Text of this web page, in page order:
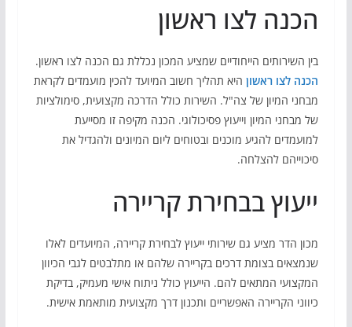
הכנה לצו ראשון
בין השירותים הייחודיים שמציע המכון נכללת גם הכנה לצו ראשון.
הכנה לצו ראשוןהיא תהליך חשוב המיועד להכין מועמדים לקראת
מבחני המיון של צה"ל. השירות כולל הדרכה מקצועית, סימולציות
של מבחני המיון וייעוץ פסיכולוגי. הכנה מקיפה זו מסייעת
למועמדים להגיע מוכנים ובטוחים ליום המיונים ולהגדיל את
סיכוייהם להצלחה.
ייעוץ בבחירת קריירה
מכון הדר מציע גם שירותי ייעוץ לבחירת קריירה, המיועדים לאלו
שנמצאים בצומת דרכים בקריירה שלהם או מתלבטים לגבי הכיוון
המקצועי המתאים להם. הייעוץ כולל ניתוח אישי מעמיק, בדיקת
כיווני הקריירה האפשריים ותכנון דרך מקצועית מותאמת אישית.